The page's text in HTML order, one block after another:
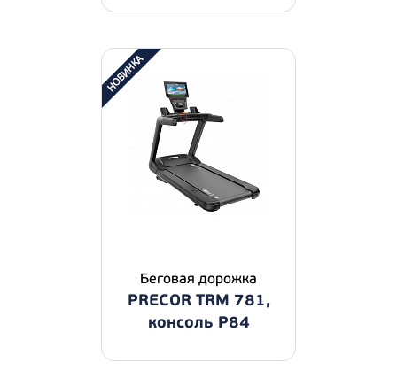
Беговая дорожка
PRECOR TRM 781,
консоль P84